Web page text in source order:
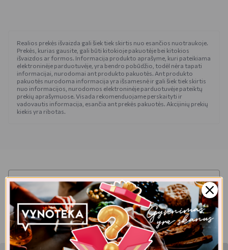
Realios prekės išvaizda gali šiek tiek skirtis nuo esančios nuotraukoje.
Prekės, kurias gausite, gali būti kitokioje pakuotėje bei kitokios
išvaizdos ar formos. Informacija produkto aprašyme, kuri pateikiama
elektroninėje parduotuvėje, yra bendro pobūdžio, todėl nėra tapati
informacijai, nurodomai ant produkto pakuotės. Ant produkto
pakuotės nurodoma informacija yra išsamesnė ir gali šiek tiek skirtis
nuo informacijos, nurodomos elektroninėje parduotuvėje pateiktų
prekių aprašymuose. Visada rekomenduojame perskaityti ir
vadovautis informacija, esančia ant prekės pakuotės. Akcijinių prekių
kiekis yra ribotas.
Dėmesio!Alkoholinius gėrimus gali įsigyti tik asmenys,
kuriems yrane mažiau kaip 20 metų